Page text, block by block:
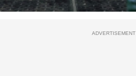
ADVERTISEMENT